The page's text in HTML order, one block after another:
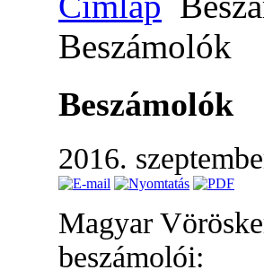
Beszámolók
Beszámolók
2016.
Magyar
beszámolói: